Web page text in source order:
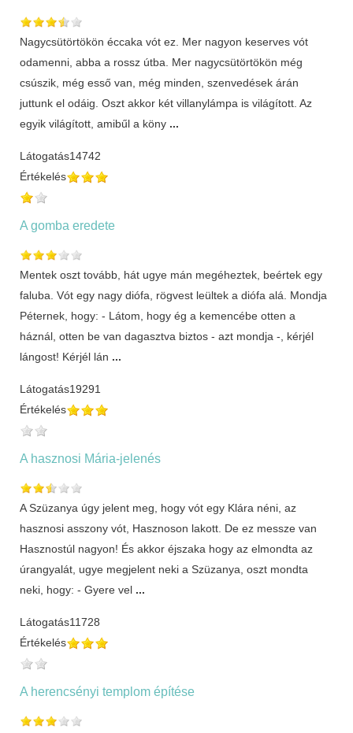
Nagycsütörtökön éccaka vót ez. Mer nagyon keserves vót
odamenni, abba a rossz útba. Mer nagycsütörtökön még
csúszik, még esső van, még minden, szenvedések árán
juttunk el odáig. Oszt akkor két villanylámpa is világított. Az
egyik világított, amibűl a köny ...
Látogatás14742
Értékelés
A gomba eredete
Mentek oszt tovább, hát ugye mán megéheztek, beértek egy
faluba. Vót egy nagy diófa, rögvest leültek a diófa alá. Mondja
Péternek, hogy: - Látom, hogy ég a kemencébe otten a
háznál, otten be van dagasztva biztos - azt mondja -, kérjél
lángost! Kérjél lán ...
Látogatás19291
Értékelés
A hasznosi Mária-jelenés
A Szüzanya úgy jelent meg, hogy vót egy Klára néni, az
hasznosi asszony vót, Hasznoson lakott. De ez messze van
Hasznostúl nagyon! És akkor éjszaka hogy az elmondta az
úrangyalát, ugye megjelent neki a Szüzanya, oszt mondta
neki, hogy: - Gyere vel ...
Látogatás11728
Értékelés
A herencsényi templom építése